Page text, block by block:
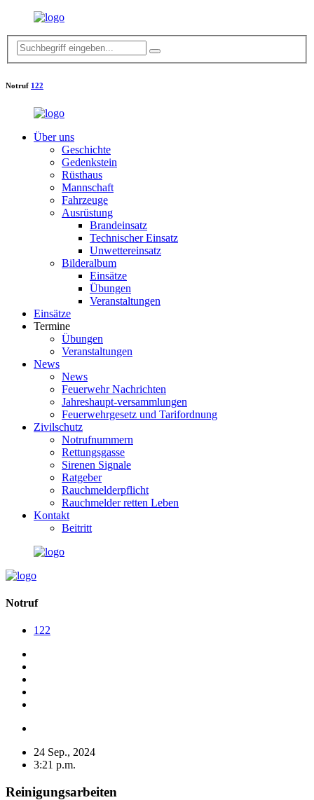
Notruf 122
Über uns
Geschichte
Gedenkstein
Rüsthaus
Mannschaft
Fahrzeuge
Ausrüstung
Brandeinsatz
Technischer Einsatz
Unwettereinsatz
Bilderalbum
Einsätze
Übungen
Veranstaltungen
Einsätze
Termine
Übungen
Veranstaltungen
News
News
Feuerwehr Nachrichten
Jahreshaupt-versammlungen
Feuerwehrgesetz und Tarifordnung
Zivilschutz
Notrufnummern
Rettungsgasse
Sirenen Signale
Ratgeber
Rauchmelderpflicht
Rauchmelder retten Leben
Kontakt
Beitritt
Notruf
122
24 Sep., 2024
3:21 p.m.
Reinigungsarbeiten